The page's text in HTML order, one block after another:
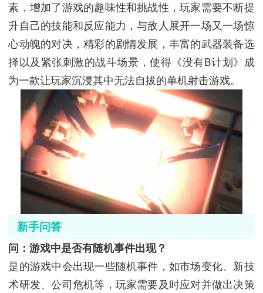
素，增加了游戏的趣味性和挑战性，玩家需要不断提
升自己的技能和反应能力，与敌人展开一场又一场惊
心动魄的对决，精彩的剧情发展，丰富的武器装备选
择以及紧张刺激的战斗场景，使得《没有B计划》成
为一款让玩家沉浸其中无法自拔的单机射击游戏。
新手问答
问：游戏中是否有随机事件出现？
是的游戏中会出现一些随机事件，如市场变化、新技
术研发、公司危机等，玩家需要及时应对并做出决策